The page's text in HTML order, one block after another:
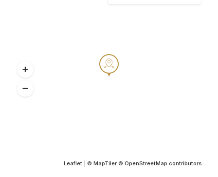
Leaflet © MapTiler © OpenStreetMap contributors